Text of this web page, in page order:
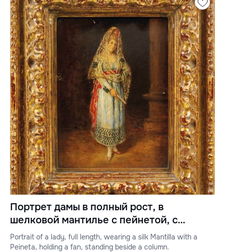
Портрет дамы в полный рост, в
шелковой мантилье с пейнетой, с
веером в руках, стоящей у колонны.
Portrait of a lady, full length, wearing a silk Mantilla with a
Peineta, holding a fan, standing beside a column.